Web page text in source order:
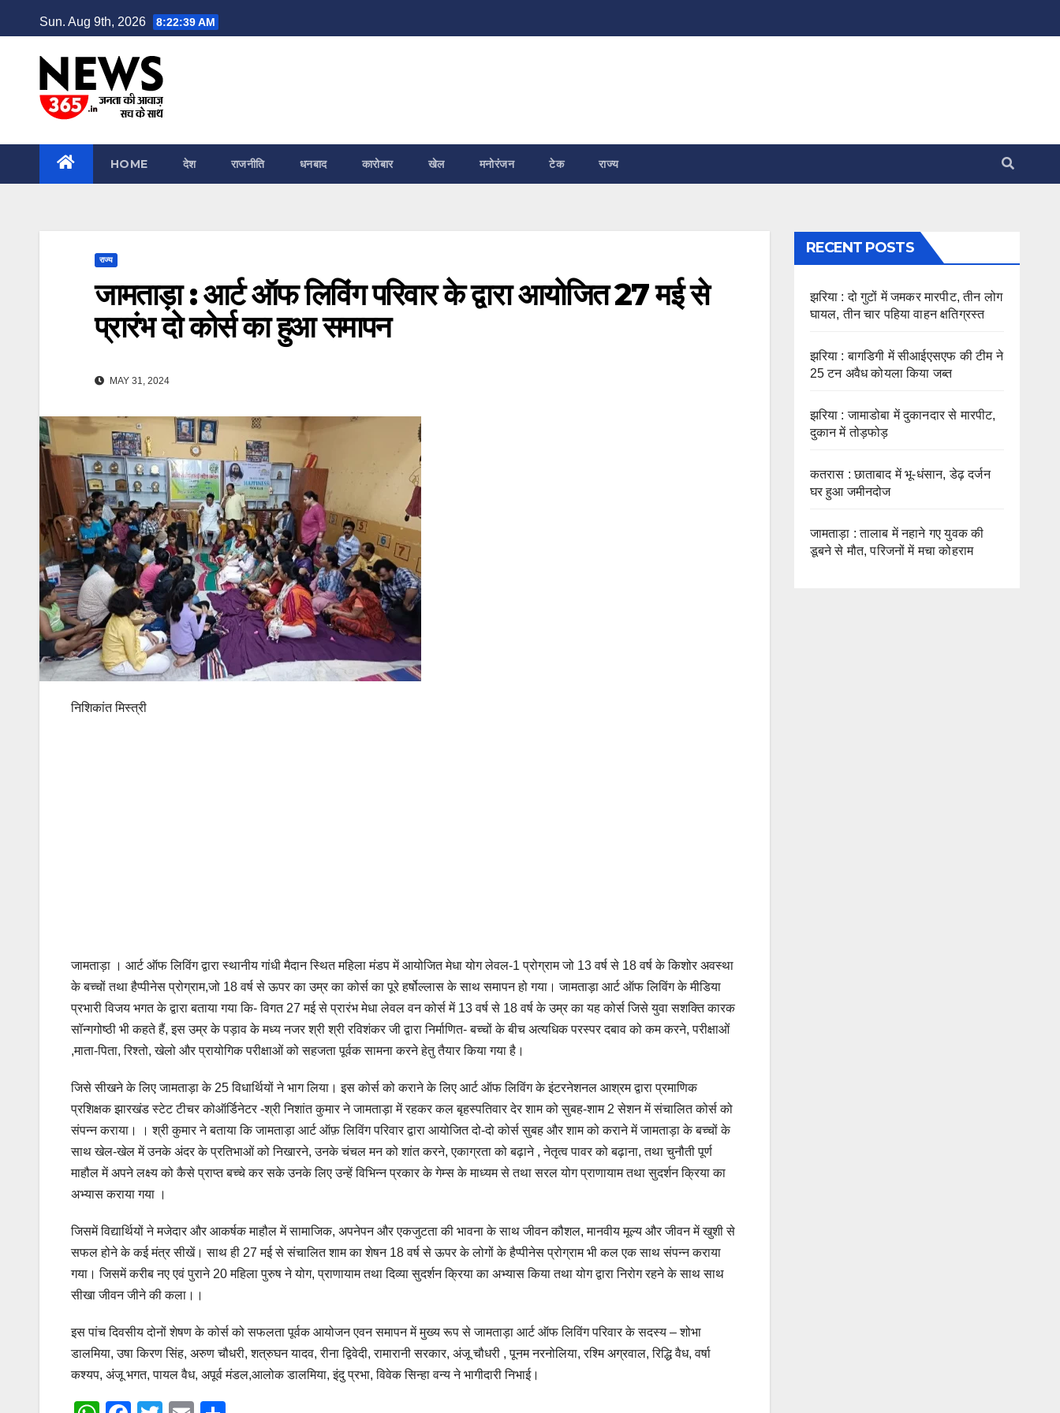
to
content
Sun. Aug 9th, 2026 8:22:40 AM
HOME देश राजनीति धनबाद कारोबार खेल मनोरंजन टेक राज्य
राज्य
जामताड़ा : आर्ट ऑफ लिविंग परिवार के द्वारा आयोजित 27 मई से
प्रारंभ दो कोर्स का हुआ समापन
MAY 31, 2024
निशिकांत मिस्त्री
जामताड़ा । आर्ट ऑफ लिविंग द्वारा स्थानीय गांधी मैदान स्थित महिला मंडप में आयोजित मेधा योग लेवल-1 प्रोग्राम जो 13 वर्ष से 18 वर्ष के किशोर अवस्था
के बच्चों तथा हैप्पीनेस प्रोग्राम,जो 18 वर्ष से ऊपर का उम्र का कोर्स का पूरे हर्षोल्लास के साथ समापन हो गया। जामताड़ा आर्ट ऑफ लिविंग के मीडिया
प्रभारी विजय भगत के द्वारा बताया गया कि- विगत 27 मई से प्रारंभ मेधा लेवल वन कोर्स में 13 वर्ष से 18 वर्ष के उम्र का यह कोर्स जिसे युवा सशक्ति कारक
सॉन्गगोष्ठी भी कहते हैं, इस उम्र के पड़ाव के मध्य नजर श्री श्री रविशंकर जी द्वारा निर्माणित- बच्चों के बीच अत्यधिक परस्पर दबाव को कम करने, परीक्षाओं
,माता-पिता, रिश्तो, खेलो और प्रायोगिक परीक्षाओं को सहजता पूर्वक सामना करने हेतु तैयार किया गया है।
जिसे सीखने के लिए जामताड़ा के 25 विधार्थियों ने भाग लिया। इस कोर्स को कराने के लिए आर्ट ऑफ लिविंग के इंटरनेशनल आश्रम द्वारा प्रमाणिक
प्रशिक्षक झारखंड स्टेट टीचर कोऑर्डिनेटर -श्री निशांत कुमार ने जामताड़ा में रहकर कल बृहस्पतिवार देर शाम को सुबह-शाम 2 सेशन में संचालित कोर्स को
संपन्न कराया। । श्री कुमार ने बताया कि जामताड़ा आर्ट ऑफ़ लिविंग परिवार द्वारा आयोजित दो-दो कोर्स सुबह और शाम को कराने में जामताड़ा के बच्चों के
साथ खेल-खेल में उनके अंदर के प्रतिभाओं को निखारने, उनके चंचल मन को शांत करने, एकाग्रता को बढ़ाने , नेतृत्व पावर को बढ़ाना, तथा चुनौती पूर्ण
माहौल में अपने लक्ष्य को कैसे प्राप्त बच्चे कर सके उनके लिए उन्हें विभिन्न प्रकार के गेम्स के माध्यम से तथा सरल योग प्राणायाम तथा सुदर्शन क्रिया का
अभ्यास कराया गया ।
जिसमें विद्यार्थियों ने मजेदार और आकर्षक माहौल में सामाजिक, अपनेपन और एकजुटता की भावना के साथ जीवन कौशल, मानवीय मूल्य और जीवन में खुशी से
सफल होने के कई मंत्र सीखें। साथ ही 27 मई से संचालित शाम का शेषन 18 वर्ष से ऊपर के लोगों के हैप्पीनेस प्रोग्राम भी कल एक साथ संपन्न कराया
गया। जिसमें करीब नए एवं पुराने 20 महिला पुरुष ने योग, प्राणायाम तथा दिव्या सुदर्शन क्रिया का अभ्यास किया तथा योग द्वारा निरोग रहने के साथ साथ
सीखा जीवन जीने की कला।।
इस पांच दिवसीय दोनों शेषण के कोर्स को सफलता पूर्वक आयोजन एवन समापन में मुख्य रूप से जामताड़ा आर्ट ऑफ लिविंग परिवार के सदस्य – शोभा
डालमिया, उषा किरण सिंह, अरुण चौधरी, शत्रुघन यादव, रीना द्विवेदी, रामारानी सरकार, अंजू चौधरी , पूनम नरनोलिया, रश्मि अग्रवाल, रिद्धि वैध, वर्षा
कश्यप, अंजू भगत, पायल वैध, अपूर्व मंडल,आलोक डालमिया, इंदु प्रभा, विवेक सिन्हा वन्य ने भागीदारी निभाई।
RECENT POSTS
झरिया : दो गुटों में जमकर मारपीट, तीन लोग
घायल, तीन चार पहिया वाहन क्षतिग्रस्त
झरिया : बागडिगी में सीआईएसएफ की टीम ने
25 टन अवैध कोयला किया जब्त
झरिया : जामाडोबा में दुकानदार से मारपीट,
दुकान में तोड़फोड़
कतरास : छाताबाद में भू-धंसान, डेढ़ दर्जन
घर हुआ जमीनदोज
जामताड़ा : तालाब में नहाने गए युवक की
डूबने से मौत, परिजनों में मचा कोहराम